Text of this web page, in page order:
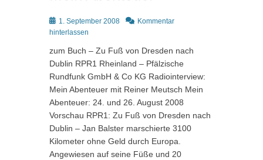
Posted
on
1. September 2008
Kommentar
hinterlassen
zum Buch – Zu Fuß von Dresden nach
Dublin RPR1 Rheinland – Pfälzische
Rundfunk GmbH & Co KG Radiointerview:
Mein Abenteuer mit Reiner Meutsch Mein
Abenteuer: 24. und 26. August 2008
Vorschau RPR1: Zu Fuß von Dresden nach
Dublin – Jan Balster marschierte 3100
Kilometer ohne Geld durch Europa.
Angewiesen auf seine Füße und 20